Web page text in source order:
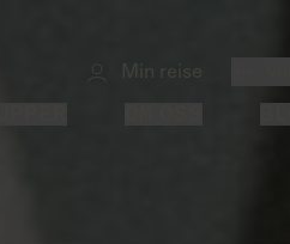
Min reise